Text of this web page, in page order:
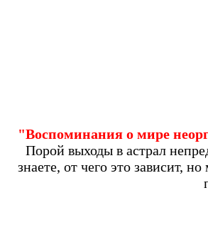
"Воспоминания о мире
Порой выходы в астрал
знаете, от чего это зависит,